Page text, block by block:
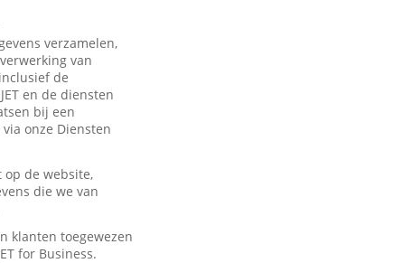
verzamelen,
van
de
en de diensten
bij een
onze Diensten
de website,
die we van
klanten toegewezen
for Business.